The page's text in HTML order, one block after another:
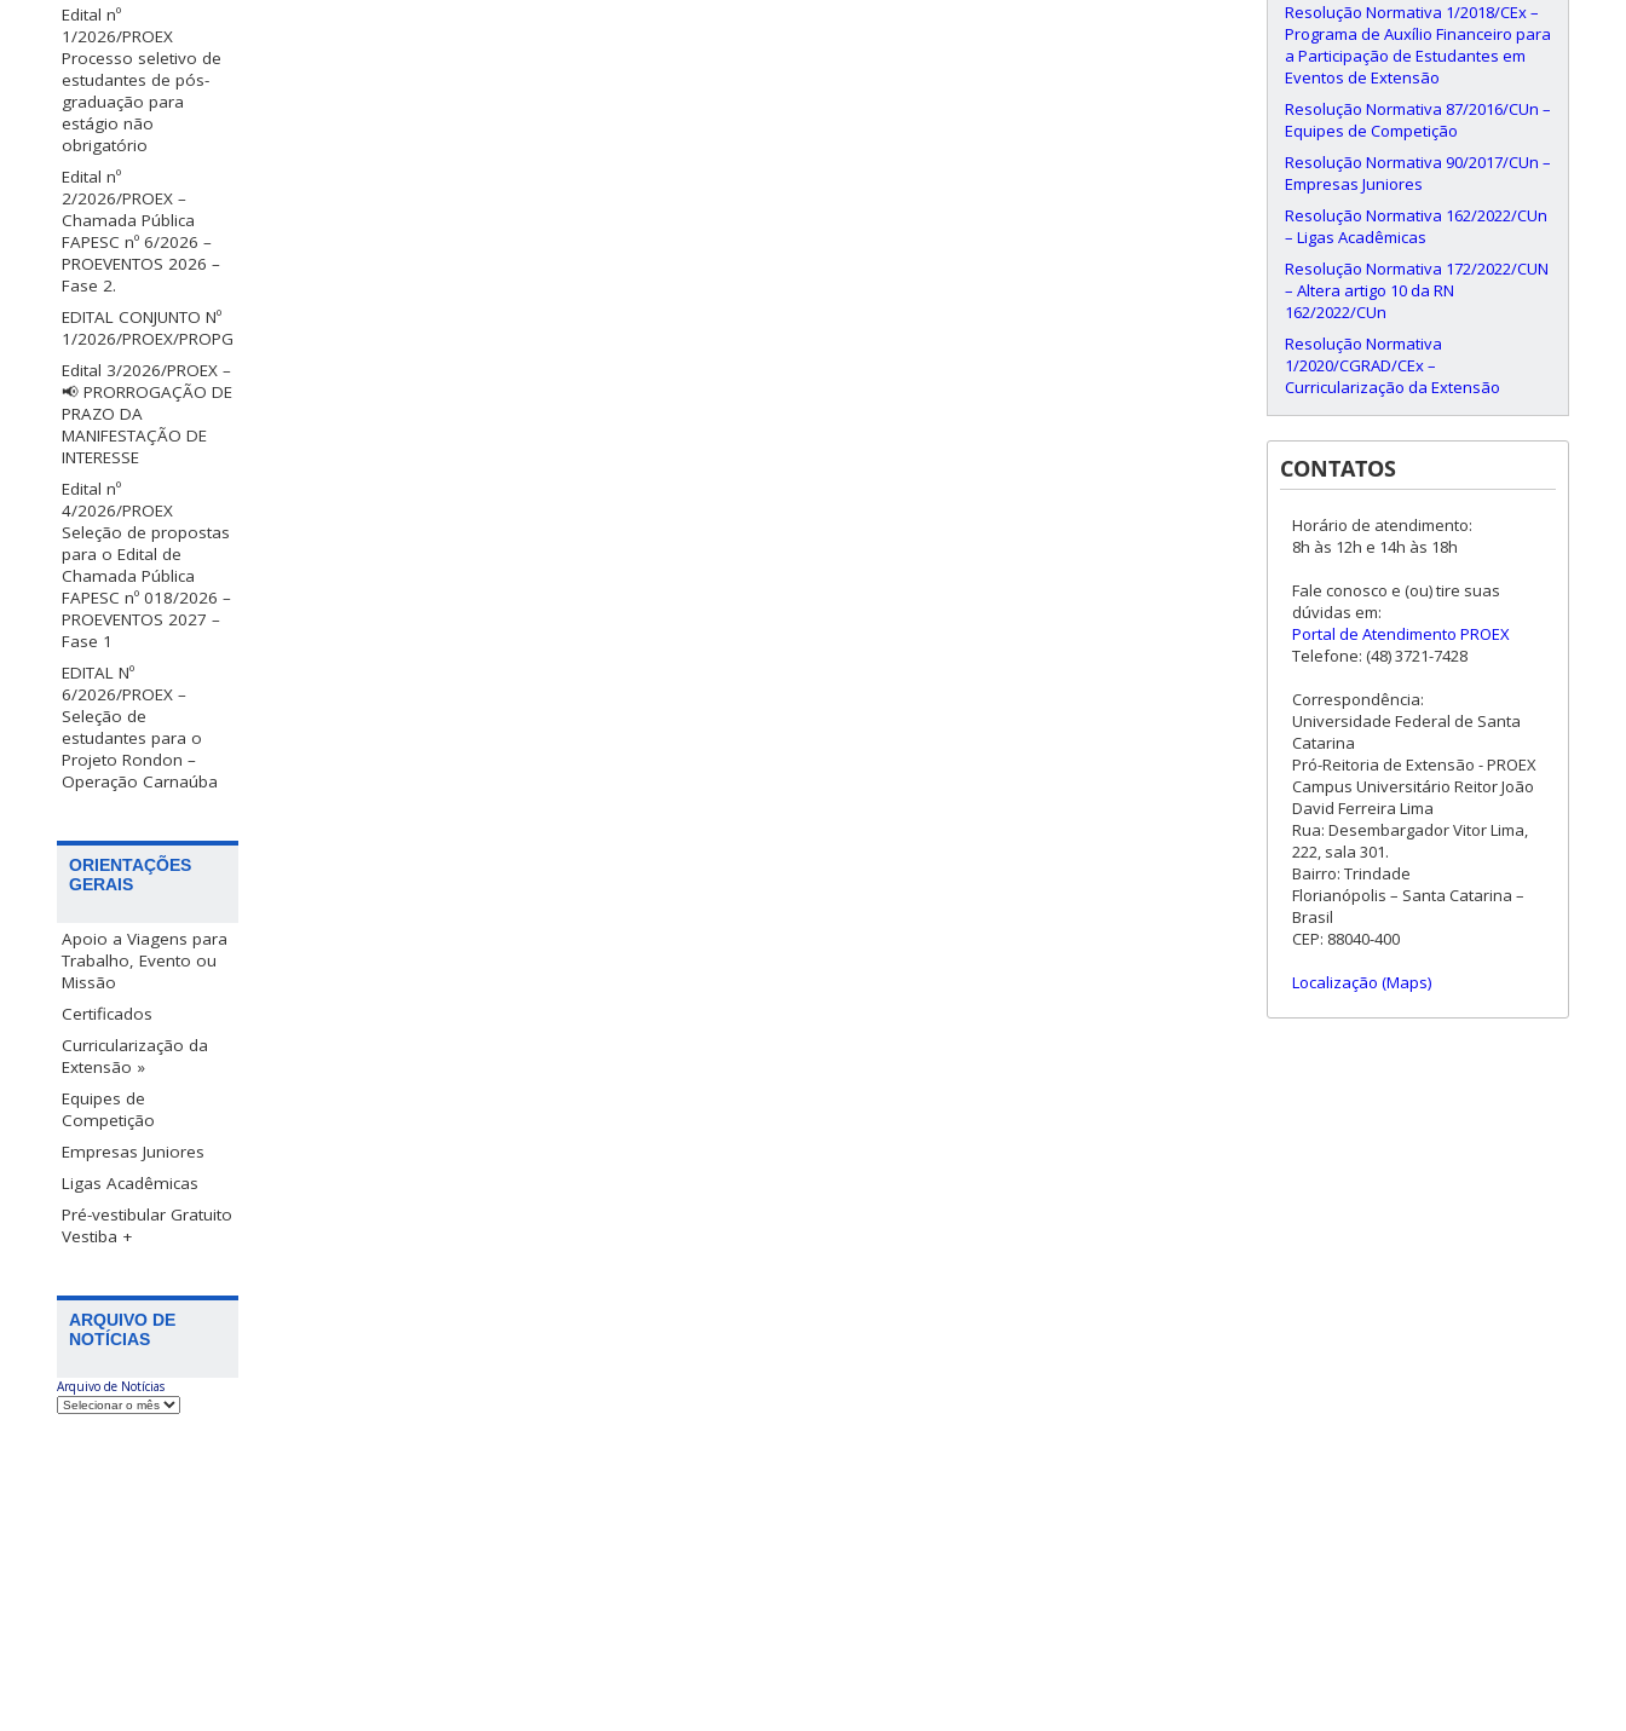
Edital nº
1/2026/PROEX
Processo seletivo de
estudantes de pós-
graduação para
estágio não
obrigatório
Edital nº
2/2026/PROEX –
Chamada Pública
FAPESC nº 6/2026 –
PROEVENTOS 2026 –
Fase 2.
EDITAL CONJUNTO Nº
1/2026/PROEX/PROPG
Edital 3/2026/PROEX –
📢 PRORROGAÇÃO DE
PRAZO DA
MANIFESTAÇÃO DE
INTERESSE
Edital nº
4/2026/PROEX
Seleção de propostas
para o Edital de
Chamada Pública
FAPESC nº 018/2026 –
PROEVENTOS 2027 –
Fase 1
EDITAL Nº
6/2026/PROEX –
Seleção de
estudantes para o
Projeto Rondon –
Operação Carnaúba
ORIENTAÇÕES
GERAIS
Apoio a Viagens para
Trabalho, Evento ou
Missão
Certificados
Curricularização da
Extensão »
Equipes de
Competição
Empresas Juniores
Ligas Acadêmicas
Pré-vestibular Gratuito
Vestiba +
ARQUIVO DE
NOTÍCIAS
Arquivo de Notícias
Resolução Normativa 1/2018/CEx –
Programa de Auxílio Financeiro para
a Participação de Estudantes em
Eventos de Extensão
Resolução Normativa 87/2016/CUn –
Equipes de Competição
Resolução Normativa 90/2017/CUn –
Empresas Juniores
Resolução Normativa 162/2022/CUn
– Ligas Acadêmicas
Resolução Normativa 172/2022/CUN
– Altera artigo 10 da RN
162/2022/CUn
Resolução Normativa
1/2020/CGRAD/CEx –
Curricularização da Extensão
CONTATOS
Horário de atendimento:
8h às 12h e 14h às 18h
Fale conosco e (ou) tire suas
dúvidas em:
Portal de Atendimento PROEX
Telefone: (48) 3721-7428
Correspondência:
Universidade Federal de Santa
Catarina
Pró-Reitoria de Extensão - PROEX
Campus Universitário Reitor João
David Ferreira Lima
Rua: Desembargador Vitor Lima,
222, sala 301.
Bairro: Trindade
Florianópolis – Santa Catarina –
Brasil
CEP: 88040-400
Localização (Maps)